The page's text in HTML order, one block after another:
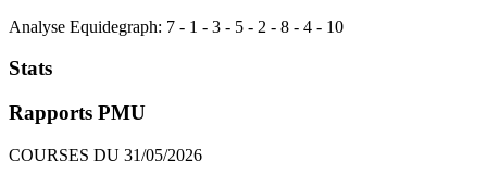
Analyse Equidegraph: 7 - 1 - 3 - 5 - 2 - 8 - 4 - 10
Stats
Rapports PMU
COURSES DU 31/05/2026